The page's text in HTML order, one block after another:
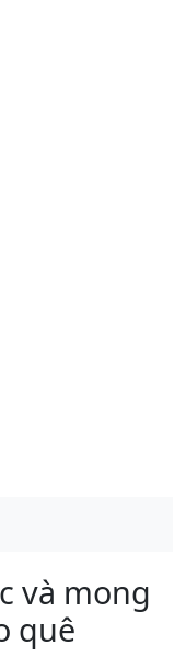
và mong
quê